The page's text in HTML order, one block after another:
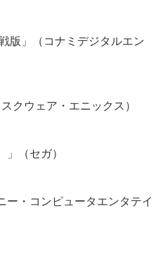
版」（コナミデジタルエン
クウェア・エニックス）
」（セガ）
ー・コンピュータエンタテイ